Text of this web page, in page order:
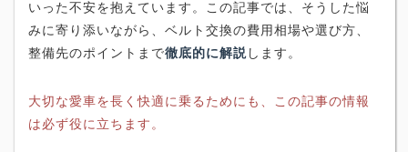
いった不安を抱えています。この記事では、そうした悩
みに寄り添いながら、ベルト交換の費用相場や選び方、
整備先のポイントまで徹底的に解説します。
大切な愛車を長く快適に乗るためにも、この記事の情報
は必ず役に立ちます。